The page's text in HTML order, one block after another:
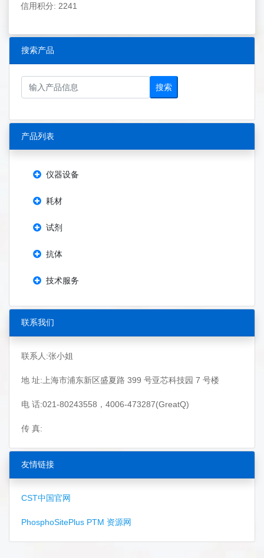
信用积分: 2241
搜索产品
搜索
产品列表
仪器设备
耗材
试剂
抗体
技术服务
联系我们
联系人:张小姐
地 址:上海市浦东新区盛夏路 399 号亚芯科技园 7 号楼
电 话:021-80243558，4006-473287(GreatQ)
传 真:
友情链接
CST中国官网
PhosphoSitePlus PTM 资源网